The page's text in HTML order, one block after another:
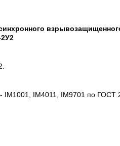
IM1001, IM4011, IM9701 по ГОСТ